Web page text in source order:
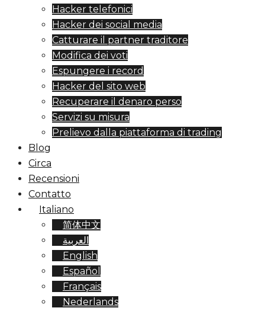
Hacker telefonici
Hacker dei social media
Catturare il partner traditore
Modifica dei voti
Espungere i record
Hacker del sito web
Recuperare il denaro perso
Servizi su misura
Prelievo dalla piattaforma di trading
Blog
Circa
Recensioni
Contatto
Italiano
简体中文
العربية
English
Español
Français
Nederlands